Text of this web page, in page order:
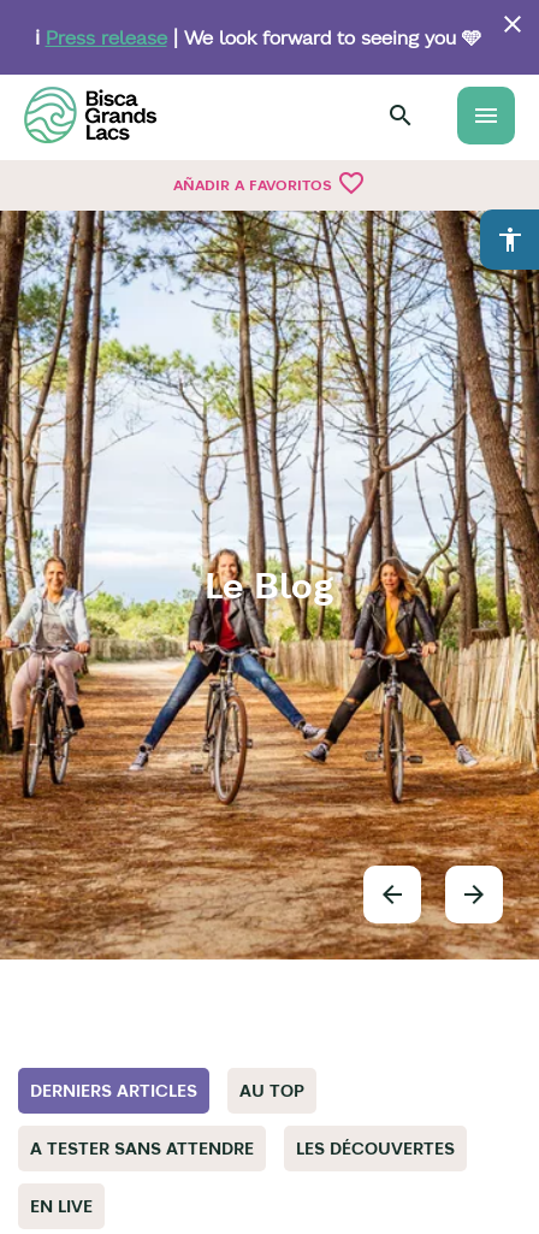
content
ℹ️ Press release| We look forward to seeing you 🩵
menu
AÑADIR A FAVORITOS favorite_border
accessibility
Le Blog
DERNIERS ARTICLES AU TOP
A TESTER SANS ATTENDRE LES DÉCOUVERTES
EN LIVE